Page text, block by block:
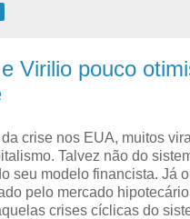
Virilio pouco
crise nos EUA, muitos
Talvez não do
seu modelo financista. Já
pelo mercado
crises cíclicas do